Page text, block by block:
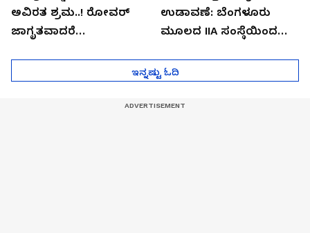
ಅವಿರತ ಶ್ರಮ..! ರೋವರ್
ಜಾಗೃತವಾದರೆ
ಉಡಾವಣೆ: ಬೆಂಗಳೂರು
ಮೂಲದ IIA ಸಂಸ್ಥೆಯಿಂದ
ಇನ್ನಷ್ಟು ಓದಿ